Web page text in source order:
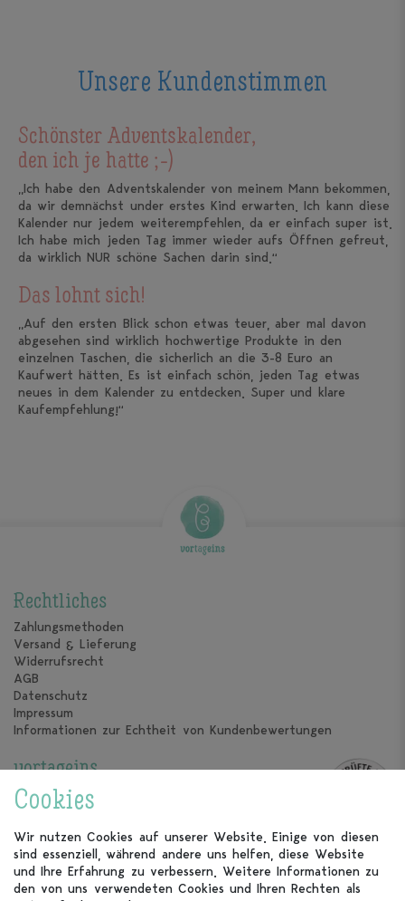
Unsere Kundenstimmen
Schönster Adventskalender,
den ich je hatte ;-)
„Ich habe den Adventskalender von meinem Mann bekommen,
da wir demnächst under erstes Kind erwarten. Ich kann diese
Kalender nur jedem weiterempfehlen, da er einfach super ist.
Ich habe mich jeden Tag immer wieder aufs Öffnen gefreut,
da wirklich NUR schöne Sachen darin sind.“
Das lohnt sich!
„Auf den ersten Blick schon etwas teuer, aber mal davon
abgesehen sind wirklich hochwertige Produkte in den
einzelnen Taschen, die sicherlich an die 3-8 Euro an
Kaufwert hätten. Es ist einfach schön, jeden Tag etwas
neues in dem Kalender zu entdecken. Super und klare
Kaufempfehlung!“
Rechtliches
Zahlungsmethoden
Versand & Lieferung
Widerrufsrecht
AGB
Datenschutz
Impressum
Informationen zur Echtheit von Kundenbewertungen
vortageins
Über uns
Unsere Kalender
Unsere Partner
Kundenservice
FAQ
Cookies
Wir nutzen Cookies auf unserer Website. Einige von diesen
sind essenziell, während andere uns helfen, diese Website
und Ihre Erfahrung zu verbessern. Weitere Informationen zu
den von uns verwendeten Cookies und Ihren Rechten als